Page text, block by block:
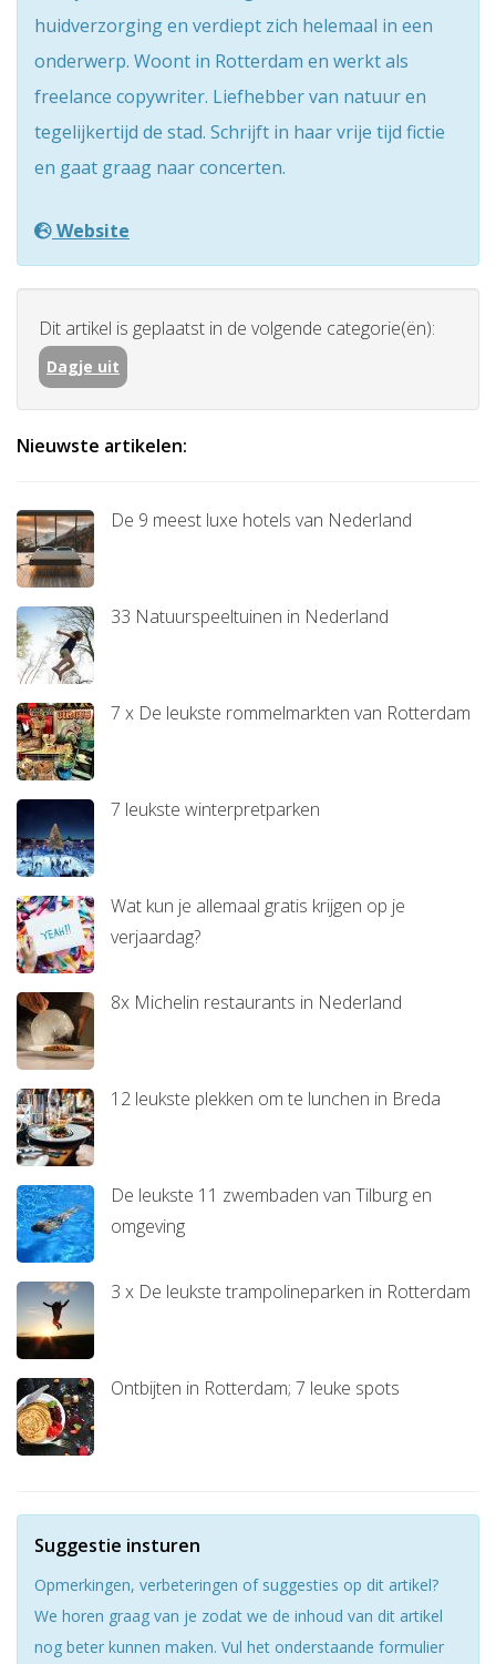
huidverzorging en verdiept zich helemaal in een
onderwerp. Woont in Rotterdam en werkt als
freelance copywriter. Liefhebber van natuur en
tegelijkertijd de stad. Schrijft in haar vrije tijd fictie
en gaat graag naar concerten.
Website
Dit artikel is geplaatst in de volgende categorie(ën):
Dagje uit
Nieuwste artikelen:
De 9 meest luxe hotels van Nederland
33 Natuurspeeltuinen in Nederland
7 x De leukste rommelmarkten van Rotterdam
7 leukste winterpretparken
Wat kun je allemaal gratis krijgen op je
verjaardag?
8x Michelin restaurants in Nederland
12 leukste plekken om te lunchen in Breda
De leukste 11 zwembaden van Tilburg en
omgeving
3 x De leukste trampolineparken in Rotterdam
Ontbijten in Rotterdam; 7 leuke spots
Suggestie insturen
Opmerkingen, verbeteringen of suggesties op dit artikel?
We horen graag van je zodat we de inhoud van dit artikel
nog beter kunnen maken. Vul het onderstaande formulier